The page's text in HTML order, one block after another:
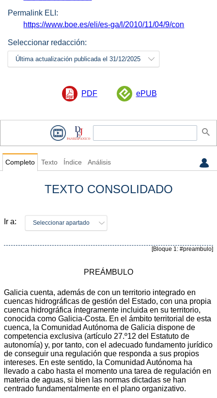
Permalink ELI:
https://www.boe.es/eli/es-ga/l/2010/11/04/9/con
Seleccionar redacción:
Última actualización publicada el 31/12/2025
PDF ePUB
Completo Texto Índice Análisis
TEXTO CONSOLIDADO
Ir a: Seleccionar apartado
[Bloque 1: #preambulo]
PREÁMBULO
Galicia cuenta, además de con un territorio integrado en
cuencas hidrográficas de gestión del Estado, con una propia
cuenca hidrográfica íntegramente incluida en su territorio,
conocida como Galicia-Costa. En el ámbito territorial de esta
cuenca, la Comunidad Autónoma de Galicia dispone de
competencia exclusiva (artículo 27.º12 del Estatuto de
autonomía) y, por tanto, con el adecuado fundamento jurídico
de conseguir una regulación que responda a sus propios
intereses. En este sentido, la Comunidad Autónoma ha
llevado a cabo hasta el momento una tarea de regulación en
materia de aguas, si bien las normas dictadas se han
centrado fundamentalmente en el plano organizativo.